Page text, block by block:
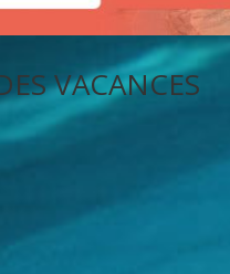
VACANCES